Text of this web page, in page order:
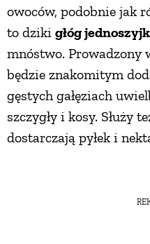
owoców, podobnie jak
to dziki głóg
mnóstwo. Prowadzony
będzie znakomitym
gęstych gałęziach
szczygły i kosy. Służy
dostarczają pyłek i